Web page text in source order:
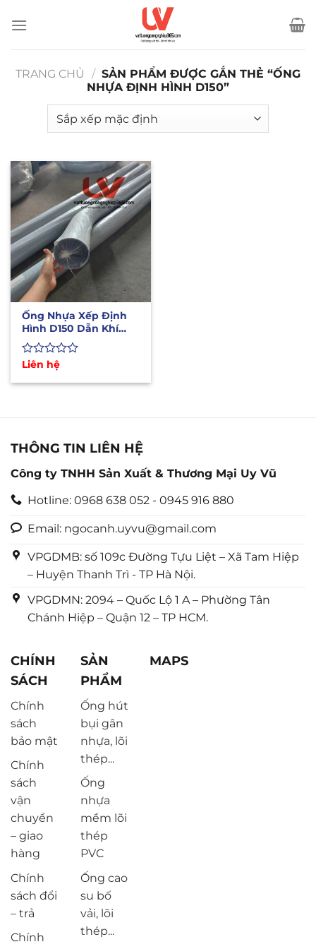
qua
TRANG CHỦ
/ SẢN PHẨM ĐƯỢC GẮN THẺ “ỐNG
NHỰA ĐỊNH HÌNH D150”
Ống Nhựa Xếp Định
Hình D150 Dẫn Khí
Lạnh Điều Hòa Di
Động
Được
hạng
Liên hệ
THÔNG TIN LIÊN HỆ
Công ty TNHH Sản Xuất & Thương Mại Uy Vũ
Hotline: 0968 638 052 - 0945 916 880
Email: ngocanh.uyvu@gmail.com
VPGDMB: số 109c Đường Tựu Liệt – Xã Tam Hiệp
– Huyện Thanh Trì - TP Hà Nội.
VPGDMN: 2094 – Quốc Lộ 1 A – Phường Tân
Chánh Hiệp – Quận 12 – TP HCM.
CHÍNH
SÁCH
Chính
sách
bảo mật
Chính
sách
vận
chuyển
– giao
hàng
Chính
sách đổi
– trả
Chính
SẢN
PHẨM
Ống hút
bụi gân
nhựa, lõi
thép...
Ống
nhựa
mềm lõi
thép
PVC
Ống cao
su bố
vải, lõi
thép...
MAPS